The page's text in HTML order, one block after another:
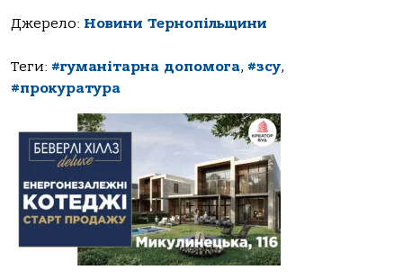
Джерело: Новини Тернопільщини
Теги: #гуманітарна допомога, #зсу,
#прокуратура